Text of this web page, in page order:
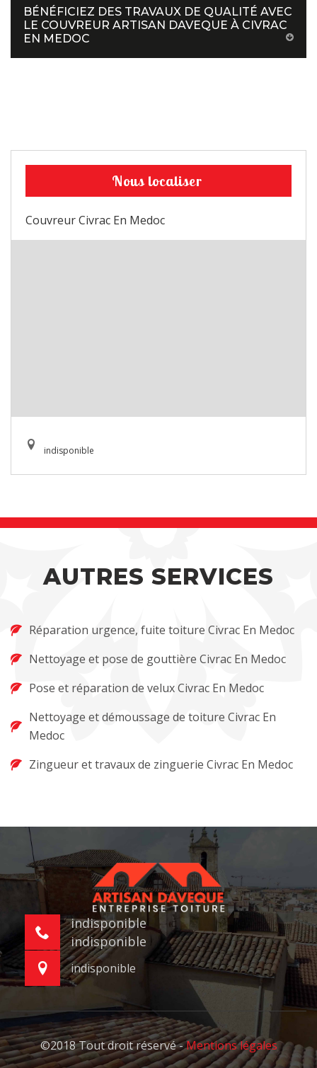
BÉNÉFICIEZ DES TRAVAUX DE QUALITÉ AVEC
LE COUVREUR ARTISAN DAVEQUE À CIVRAC
EN MEDOC
Nous localiser
Couvreur Civrac En Medoc
indisponible
AUTRES SERVICES
Réparation urgence, fuite toiture Civrac En Medoc
Nettoyage et pose de gouttière Civrac En Medoc
Pose et réparation de velux Civrac En Medoc
Nettoyage et démoussage de toiture Civrac En
Medoc
Zingueur et travaux de zinguerie Civrac En Medoc
indisponible
indisponible
indisponible
©2018 Tout droit réservé -Mentions légales